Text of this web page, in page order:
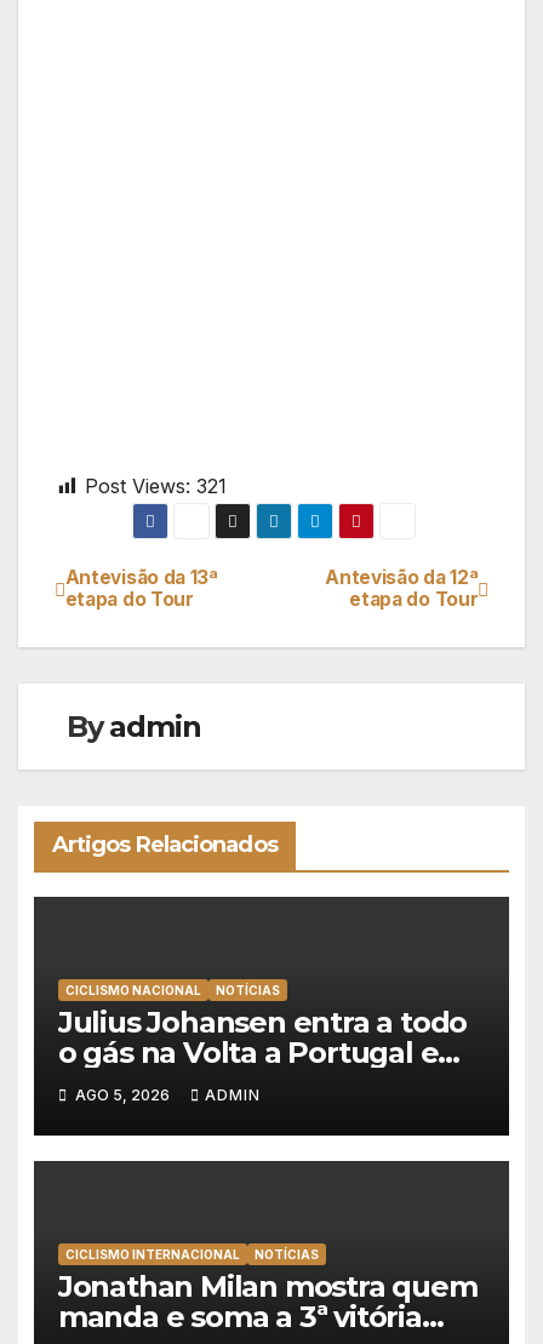
Post Views: 321
Navegação
de
Antevisão da 12ª
etapa do Tour
Antevisão da 13ª
etapa do Tour
Byadmin
Artigos Relacionados
CICLISMO NACIONAL NOTÍCIAS
Julius Johansen entra a todo
o gás na Volta a Portugal e
lidera dobradinha da UAE
Team Emirates em Lisboa
AGO 5, 2026 ADMIN
CICLISMO INTERNACIONAL NOTÍCIAS
Jonathan Milan mostra quem
manda e soma a 3ª vitória